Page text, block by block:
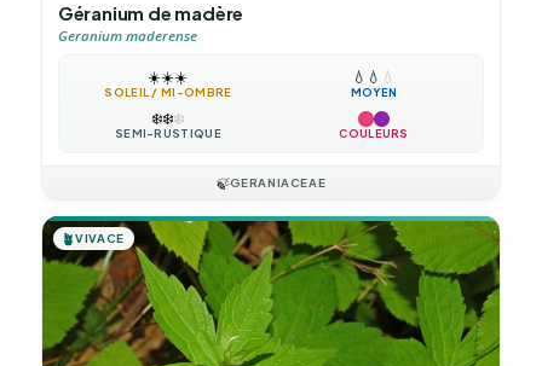
Géranium de madère
Geranium maderense
☀️☀️☀️
SOLEIL / MI-OMBRE
💧 💧 💧
MOYEN
❄️❄️❄️
SEMI-RUSTIQUE COULEURS
🍃GERANIACEAE
🪴VIVACE